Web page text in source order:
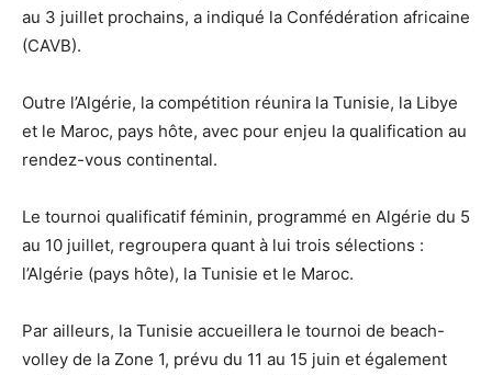
au 3 juillet prochains, a indiqué la Confédération africaine
(CAVB).
Outre l’Algérie, la compétition réunira la Tunisie, la Libye
et le Maroc, pays hôte, avec pour enjeu la qualification au
rendez-vous continental.
Le tournoi qualificatif féminin, programmé en Algérie du 5
au 10 juillet, regroupera quant à lui trois sélections :
l’Algérie (pays hôte), la Tunisie et le Maroc.
Par ailleurs, la Tunisie accueillera le tournoi de beach-
volley de la Zone 1, prévu du 11 au 15 juin et également